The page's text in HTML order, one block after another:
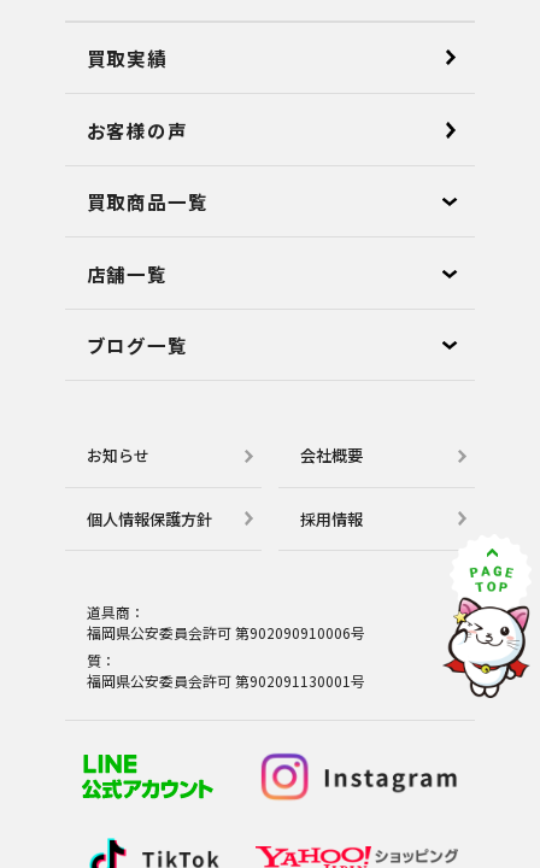
買取実績
お客様の声
買取商品一覧
店舗⼀覧
ブログ⼀覧
お知らせ 会社概要
個⼈情報保護⽅針 採用情報
道具商：
福岡県公安委員会許可 第902090910006号
質：
福岡県公安委員会許可 第902091130001号